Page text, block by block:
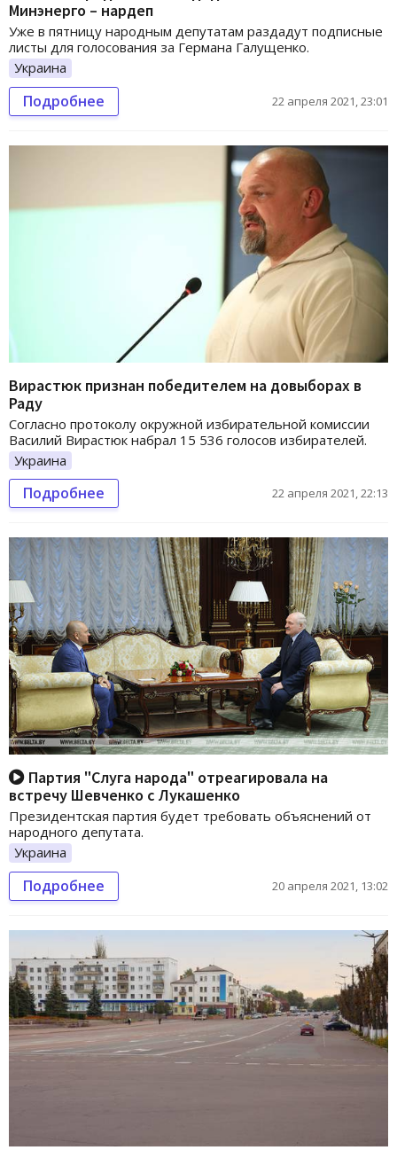
Минэнерго – нардеп
Уже в пятницу народным депутатам раздадут подписные
листы для голосования за Германа Галущенко.
Украина
Подробнее 22 апреля 2021, 23:01
Вирастюк признан победителем на довыборах в
Раду
Согласно протоколу окружной избирательной комиссии
Василий Вирастюк набрал 15 536 голосов избирателей.
Украина
Подробнее 22 апреля 2021, 22:13
Партия "Слуга народа" отреагировала на
встречу Шевченко с Лукашенко
Президентская партия будет требовать объяснений от
народного депутата.
Украина
Подробнее 20 апреля 2021, 13:02